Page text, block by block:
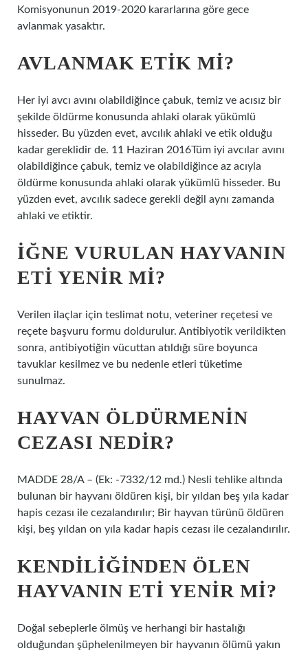
Komisyonunun 2019-2020 kararlarına göre gece
avlanmak yasaktır.
AVLANMAK ETIK MI?
Her iyi avcı avını olabildiğince çabuk, temiz ve acısız bir
şekilde öldürme konusunda ahlaki olarak yükümlü
hisseder. Bu yüzden evet, avcılık ahlaki ve etik olduğu
kadar gereklidir de. 11 Haziran 2016Tüm iyi avcılar avını
olabildiğince çabuk, temiz ve olabildiğince az acıyla
öldürme konusunda ahlaki olarak yükümlü hisseder. Bu
yüzden evet, avcılık sadece gerekli değil aynı zamanda
ahlaki ve etiktir.
İĞNE VURULAN HAYVANIN
ETI YENIR MI?
Verilen ilaçlar için teslimat notu, veteriner reçetesi ve
reçete başvuru formu doldurulur. Antibiyotik verildikten
sonra, antibiyotiğin vücuttan atıldığı süre boyunca
tavuklar kesilmez ve bu nedenle etleri tüketime
sunulmaz.
HAYVAN ÖLDÜRMENIN
CEZASI NEDIR?
MADDE 28/A – (Ek: -7332/12 md.) Nesli tehlike altında
bulunan bir hayvanı öldüren kişi, bir yıldan beş yıla kadar
hapis cezası ile cezalandırılır; Bir hayvan türünü öldüren
kişi, beş yıldan on yıla kadar hapis cezası ile cezalandırılır.
KENDILIĞINDEN ÖLEN
HAYVANIN ETI YENIR MI?
Doğal sebeplerle ölmüş ve herhangi bir hastalığı
olduğundan şüphelenilmeyen bir hayvanın ölümü yakın